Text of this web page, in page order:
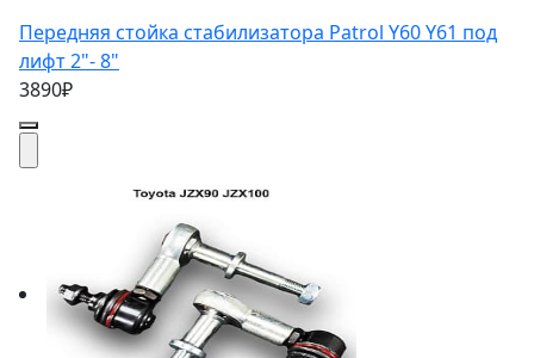
Передняя стойка стабилизатора Patrol Y60 Y61 под
лифт 2"- 8"
3890₽